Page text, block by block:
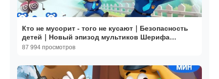
Кто не мусорит - того не кусают｜Безопасность
детей｜Новый эпизод мультиков Шерифа
Лабрадора｜BabyBus
87 994 просмотров